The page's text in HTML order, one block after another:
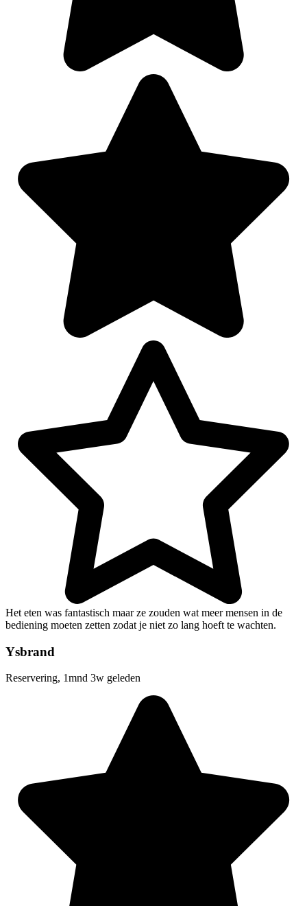
Het eten was fantastisch maar ze zouden wat meer mensen in de
bediening moeten zetten zodat je niet zo lang hoeft te wachten.
Ysbrand
Reservering, 1mnd 3w geleden